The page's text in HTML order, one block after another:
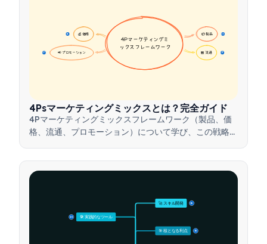
📦 製品 16
💰 価格
16
🏪 流通 17
📢 プロモーション
17
4Pマーケティングミ
ックスフレームワーク
4Psマーケティングミックスとは？完全ガイド
4Pマーケティングミックスフレームワーク（製品、価
格、流通、プロモーション）について学び、この戦略的
🎯 核となる利点 15
🛠️ 実践的なツール
15
🚀 スキル開発 15